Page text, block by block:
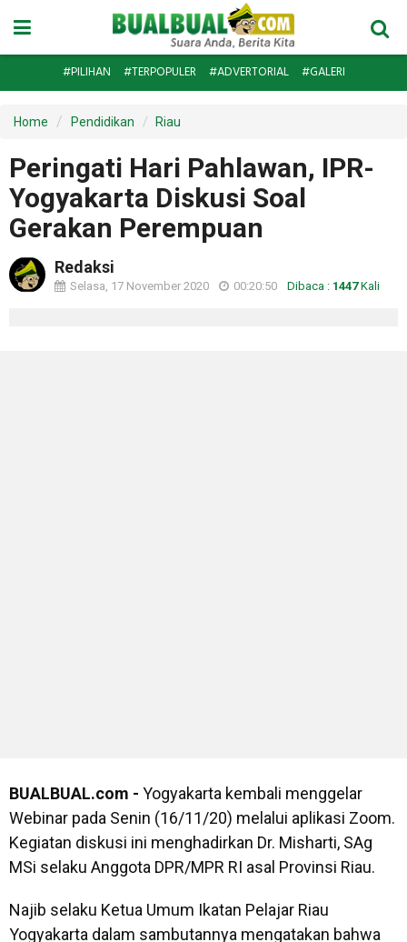
#PILIHAN #TERPOPULER #ADVERTORIAL #GALERI
Home Pendidikan Riau
Peringati Hari Pahlawan, IPR-
Yogyakarta Diskusi Soal
Gerakan Perempuan
Redaksi
Selasa, 17 November 2020 00:20:50 Dibaca : 1447Kali
BUALBUAL.com - Yogyakarta kembali menggelar
Webinar pada Senin (16/11/20) melalui aplikasi Zoom.
Kegiatan diskusi ini menghadirkan Dr. Misharti, SAg
MSi selaku Anggota DPR/MPR RI asal Provinsi Riau.
Najib selaku Ketua Umum Ikatan Pelajar Riau
Yogyakarta dalam sambutannya mengatakan bahwa